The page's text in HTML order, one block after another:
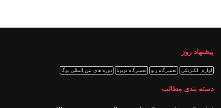
پیشنهاد روز
لوازم الکتریکی تعمیرگاه رنو تعمیرگاه تویوتا دوره های بین المللی یوگا
دسته بندی مطالب